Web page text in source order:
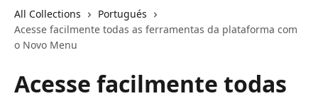
All Collections
Portugués
Acesse facilmente todas as ferramentas da plataforma com
o Novo Menu
Acesse facilmente todas